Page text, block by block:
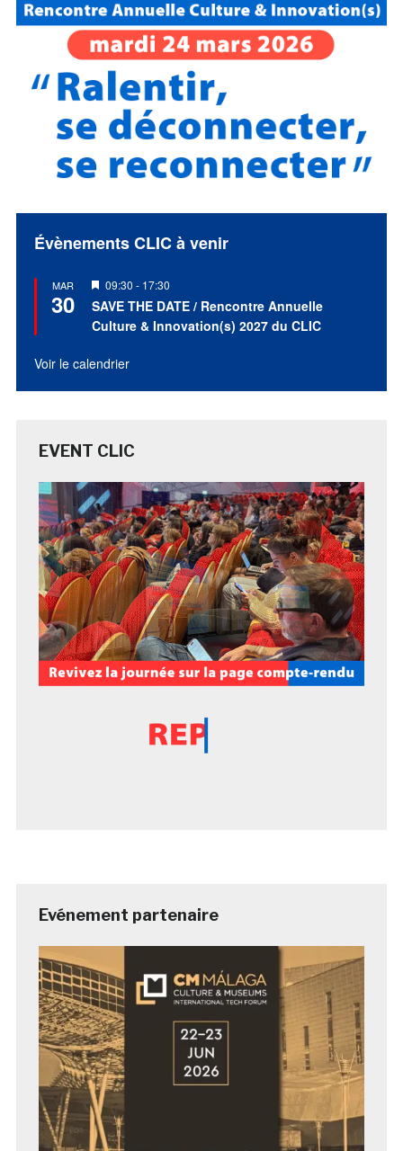
Évènements CLIC à venir
MAR
30
Mis
en
avant
09:30 - 17:30
SAVE THE DATE / Rencontre Annuelle
Culture & Innovation(s) 2027 du CLIC
Voir le calendrier
EVENT CLIC
Evénement partenaire